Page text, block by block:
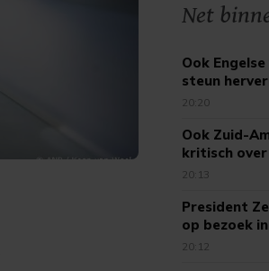
Net
Ook
steun
20:20
Ook Zuid-
kritisch
FIFA
20:13
President
op bezoek
20:12